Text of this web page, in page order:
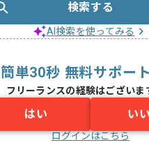
検索する
AI検索を使ってみる
簡単30秒 無料サポー
フリーランスの経験はございま
はい い
ログインはこちら